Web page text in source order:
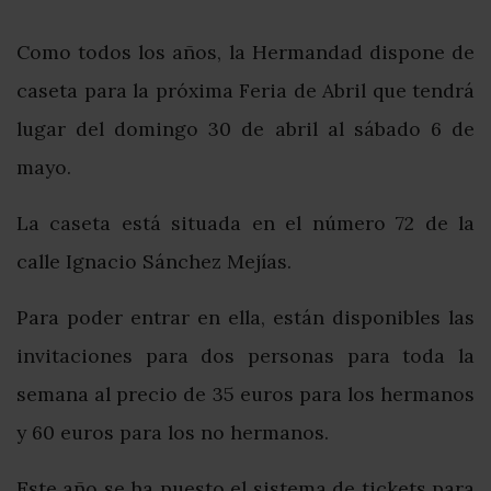
Como todos los años, la Hermandad dispone de
caseta para la próxima Feria de Abril que tendrá
lugar del domingo 30 de abril al sábado 6 de
mayo.
La caseta está situada en el número 72 de la
calle Ignacio Sánchez Mejías.
Para poder entrar en ella, están disponibles las
invitaciones para dos personas para toda la
semana al precio de 35 euros para los hermanos
y 60 euros para los no hermanos.